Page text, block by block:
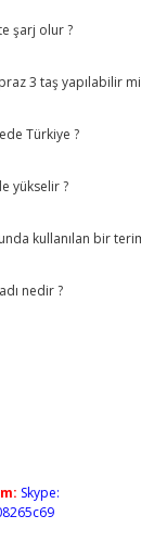
şarj olur ?
3 taş yapılabilir mi
Türkiye ?
yükselir ?
kullanılan bir
nedir ?
Skype: